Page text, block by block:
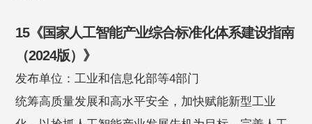
15《国家人工智能产业综合标准化体系建设指南
（2024版）》
发布单位：工业和信息化部等4部门
统筹高质量发展和高水平安全，加快赋能新型工业